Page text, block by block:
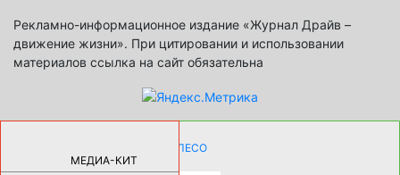
Рекламно-информационное издание «Журнал Драйв –
движение жизни». При цитировании и использовании
материалов ссылка на сайт обязательна
МЕДИА-КИТ
КАК ДЕВУШКЕ ПОМЕНЯТЬ КОЛЕСО
НА АВТОМОБИЛЕ |69176